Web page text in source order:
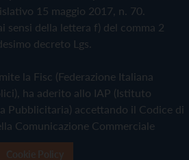
15 maggio 2017, n. 70.
sensi della lettera f) del comma 2
decreto Lgs.
la Fisc (Federazione Italiana
ha aderito allo IAP (Istituto
Pubblicitaria) accettando il Codice di
Comunicazione Commerciale